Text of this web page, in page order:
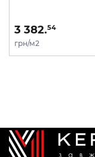
3 382.54
грн/м2